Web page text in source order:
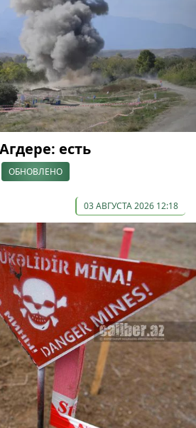
есть
ОБНОВЛЕНО
03 АВГУСТА 2026 12:18